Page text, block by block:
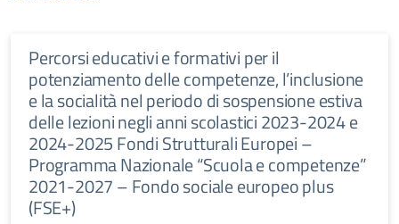
Percorsi educativi e formativi per il
potenziamento delle competenze, l’inclusione
e la socialità nel periodo di sospensione estiva
delle lezioni negli anni scolastici 2023-2024 e
2024-2025 Fondi Strutturali Europei –
Programma Nazionale “Scuola e competenze”
2021-2027 – Fondo sociale europeo plus
(FSE+)